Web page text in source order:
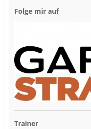
Folge mir auf
Trainer